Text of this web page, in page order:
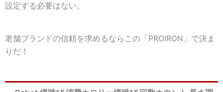
設定する必要はない。
老舗ブランドの信頼を求めるならこの「PROIRON」で決ま
りだ！